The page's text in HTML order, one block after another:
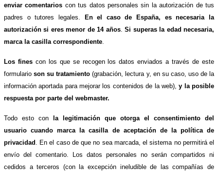
enviar comentarios con tus datos personales sin la autorización de tus
padres o tutores legales.
En el caso de España, es necesaria la
autorización si eres menor de 14 años.Si superas la edad necesaria,
marca la casilla correspondiente
Los finescon los que se recogen los datos enviados a través de este
formularioson su tratamiento (grabación, lectura y, en su caso, uso de la
información aportada para mejorar los contenidos de la web),y la posible
respuesta por parte del webmaster.
Todo esto con
la legitimación que otorga el consentimiento del
usuario cuando marca la casilla de aceptación de la política de
privacidad
. En el caso de que no sea marcada, el sistema no permitirá el
envío del comentario. Los datos personales no serán compartidos ni
cedidos a terceros (con la excepción ineludible de las compañías de